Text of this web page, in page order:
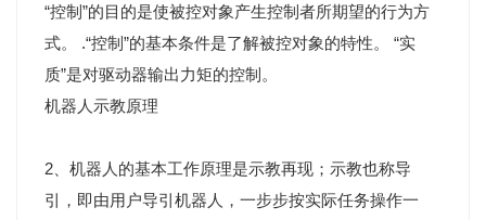
“控制”的目的是使被控对象产生控制者所期望的行为方
式。 .“控制”的基本条件是了解被控对象的特性。 “实
质”是对驱动器输出力矩的控制。
机器人示教原理
2、机器人的基本工作原理是示教再现；示教也称导
引，即由用户导引机器人，一步步按实际任务操作一